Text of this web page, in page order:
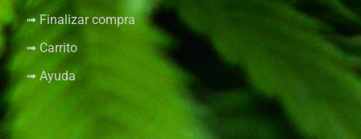
➟ Finalizar compra
➟ Carrito
➟ Ayuda